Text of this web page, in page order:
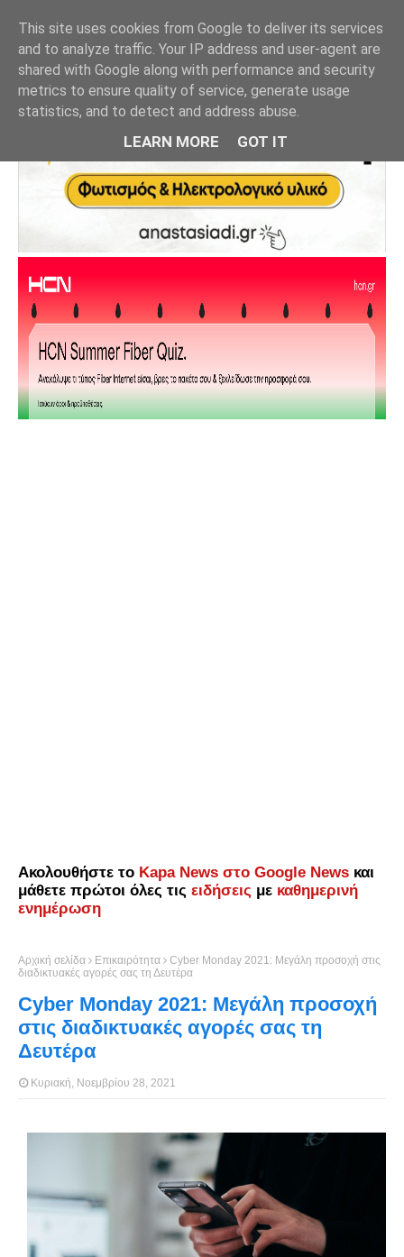
Ακολουθήστε το Kapa News στο Google News και
μάθετε πρώτοι όλες τις ειδήσεις με καθημερινή
ενημέρωση
Αρχική σελίδα Επικαιρότητα
Cyber Monday 2021: Μεγάλη προσοχή στις
διαδικτυακές αγορές σας τη Δευτέρα
Cyber Monday 2021: Μεγάλη προσοχή
στις διαδικτυακές αγορές σας τη
Δευτέρα
Κυριακή, Νοεμβρίου 28, 2021
This site uses cookies from Google to deliver its services
and to analyze traffic. Your IP address and user-agent are
shared with Google along with performance and security
metrics to ensure quality of service, generate usage
statistics, and to detect and address abuse.
LEARN MORE GOT IT